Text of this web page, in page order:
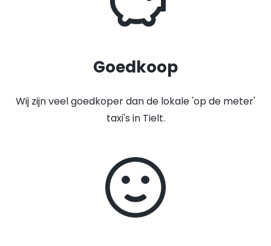
Goedkoop
Wij zijn veel goedkoper dan de lokale 'op de meter'
taxi's in Tielt.